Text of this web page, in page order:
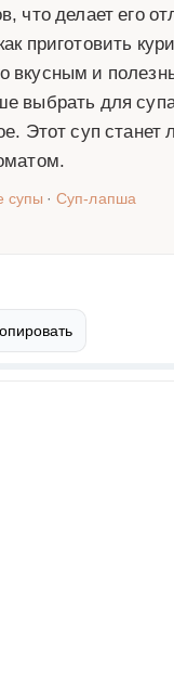
что делает его
приготовить
вкусным и
выбрать для
Этот суп
супы · Суп-лапша